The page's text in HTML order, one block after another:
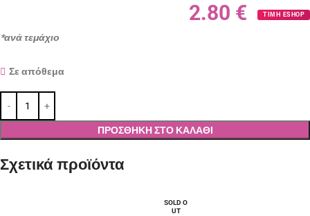
2.80 € ΤΙΜΗ ESHOP
*ανά τεμάχιο
Σε απόθεμα
ΠΡΟΣΘΉΚΗ ΣΤΟ ΚΑΛΆΘΙ
Σχετικά προϊόντα
SOLD O
UT